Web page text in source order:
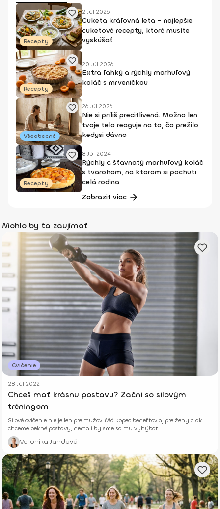
Recepty
2 Júl 2026
Cuketa kráľovná leta - najlepšie
cuketové recepty, ktoré musíte
vyskúšať
Recepty
20 Júl 2026
Extra ľahký a rýchly marhuľový
koláč s mrveničkou
Všeobecné
26 Júl 2026
Nie si príliš precitlivená. Možno len
tvoje telo reaguje na to, čo prežilo
kedysi dávno
Recepty
8 Júl 2024
Rýchly a šťavnatý marhuľový koláč
s tvarohom, na ktorom si pochutí
celá rodina
Zobraziť viac
Mohlo by ťa zaujímať
Cvičenie
28 Júl 2022
Chceš mať krásnu postavu? Začni so silovým
tréningom
Silové cvičenie nie je len pre mužov. Má kopec benefitov aj pre ženy a ak
chceme pekné postavy, nemali by sme sa mu vyhýbať.
Veronika Jandová